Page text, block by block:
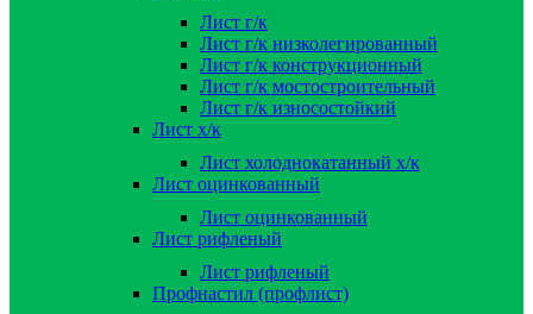
Лист г/к
Лист г/к низколегированный
Лист г/к конструкционный
Лист г/к мостостроительный
Лист г/к износостойкий
Лист х/к
Лист холоднокатанный х/к
Лист оцинкованный
Лист оцинкованный
Лист рифленый
Лист рифленый
Профнастил (профлист)